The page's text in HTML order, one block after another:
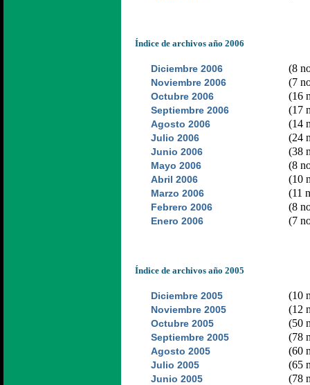
Índice de archivos año 2006
Diciembre 2006 (8
Noviembre 2006 (7
Octubre 2006 (16
Septiembre 2006 (17
Agosto 2006 (14
Julio 2006 (24
Junio 2006 (38
Mayo 2006 (8
Abril 2006 (10
Marzo 2006 (11
Febrero 2006 (8
Enero 2006 (7
Índice de archivos año 2005
Diciembre 2005 (10
Noviembre 2005 (12
Octubre 2005 (50
Septiembre 2005 (78
Agosto 2005 (60
Julio 2005 (65
Junio 2005 (78